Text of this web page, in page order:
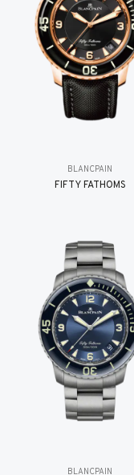
BLANCPAIN
FIFTY FATHOMS
BLANCPAIN